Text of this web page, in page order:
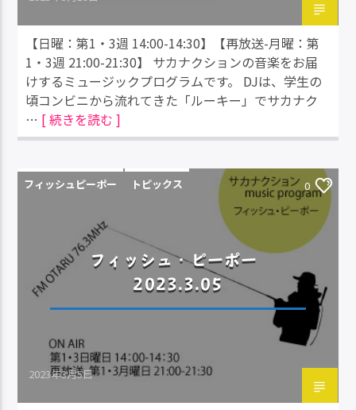
【日曜：第1・3週 14:00-14:30】【再放送-月曜：第
1・3週 21:00-21:30】 サカナクションの音楽をお届
けするミュージックプログラムです。 DJは、学生の
頃コンビニから流れてきた「ルーキー」でサカナク
… [ 続きを読む ]
フィッシュピーポー トピックス 0
フィッシュ・ピーポー
2023.3.05
2023年3月5日